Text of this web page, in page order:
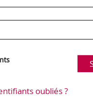
oubliés ?